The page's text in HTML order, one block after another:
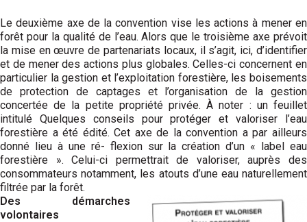
Le deuxième axe de la convention vise les actions à mener en
forêt pour la qualité de l’eau. Alors que le troisième axe prévoit
la mise en œuvre de partenariats locaux, il s’agit, ici, d’identifier
et de mener des actions plus globales. Celles-ci concernent en
particulier la gestion et l’exploitation forestière, les boisements
de protection de captages et l’organisation de la gestion
concertée de la petite propriété privée. À noter : un feuillet
intitulé Quelques conseils pour protéger et valoriser l’eau
forestière a été édité. Cet axe de la convention a par ailleurs
donné lieu à une ré- flexion sur la création d’un « label eau
forestière ». Celui-ci permettrait de valoriser, auprès des
consommateurs notamment, les atouts d’une eau naturellement
filtrée par la forêt.
Des démarches
volontaires